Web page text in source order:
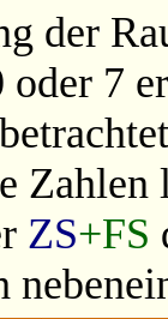
der
oder 7
Zahlen
ZS+FS